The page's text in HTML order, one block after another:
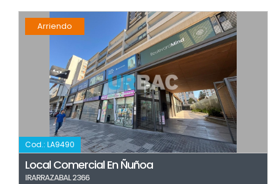
Arriendo
Cod.: LA9490
Local Comercial En Ñuñoa
IRARRAZABAL 2366